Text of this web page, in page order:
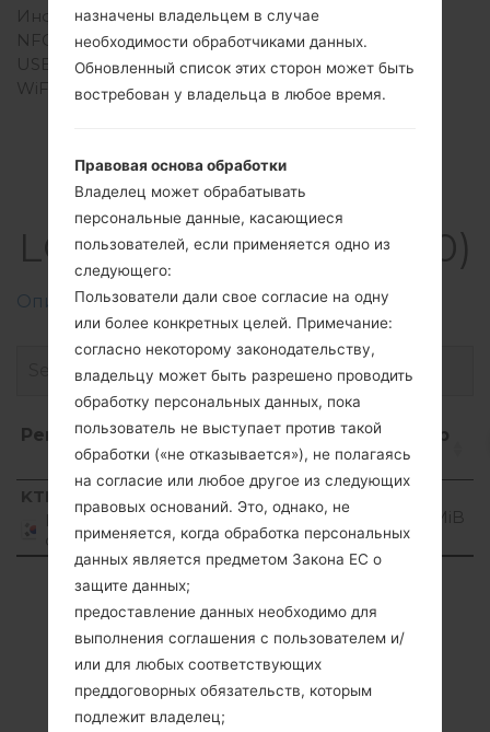
Инфракрасный порт
Нет
NFC
Нет
USB
Есть
WiFi
-
Прошивки
LGKH5800(LGKH5800)
Описание регионов прошивок телефонов LG
Регион
Название
файла
ОС Размер
Регион
Название
файла
ОС Размер
KTF
Republic
of Korea
KH580106_00.kdz
Unknown 62.31 MiB
Showing 1 to 1 of 1 entries
Previous 1 Next
назначены владельцем в случае
необходимости обработчиками данных.
Обновленный список этих сторон может быть
востребован у владельца в любое время.
Правовая основа обработки
Владелец может обрабатывать
персональные данные, касающиеся
пользователей, если применяется одно из
следующего:
Пользователи дали свое согласие на одну
или более конкретных целей. Примечание:
согласно некоторому законодательству,
владельцу может быть разрешено проводить
обработку персональных данных, пока
пользователь не выступает против такой
обработки («не отказывается»), не полагаясь
на согласие или любое другое из следующих
правовых оснований. Это, однако, не
применяется, когда обработка персональных
данных является предметом Закона ЕС о
защите данных;
предоставление данных необходимо для
выполнения соглашения с пользователем и/
или для любых соответствующих
преддоговорных обязательств, которым
подлежит владелец;